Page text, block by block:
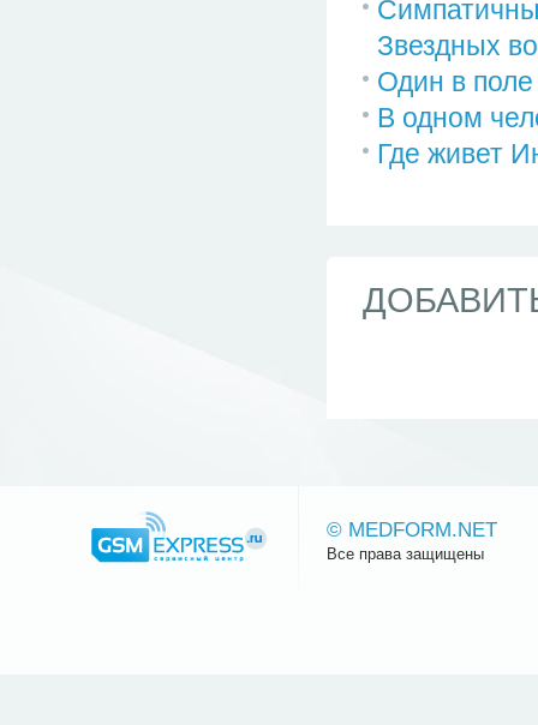
Звездных
Один в
В одном
Где живет
© MEDFORM.NET
Все права защищены